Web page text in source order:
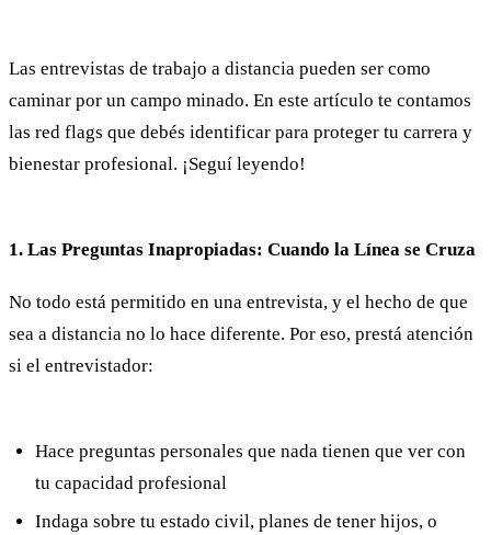
Las entrevistas de trabajo a distancia pueden ser como
caminar por un campo minado. En este artículo te contamos
las red flags que debés identificar para proteger tu carrera y
bienestar profesional. ¡Seguí leyendo!
1. Las Preguntas Inapropiadas: Cuando la Línea se Cruza
No todo está permitido en una entrevista, y el hecho de que
sea a distancia no lo hace diferente. Por eso, prestá atención
si el entrevistador:
Hace preguntas personales que nada tienen que ver con
tu capacidad profesional
Indaga sobre tu estado civil, planes de tener hijos, o